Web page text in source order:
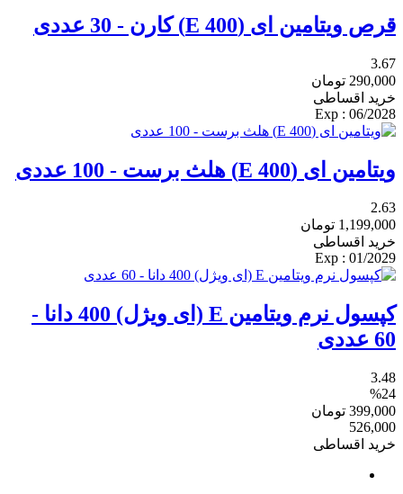
قرص ویتامین ای (E 400) کارن - 30 عددی
3.67
290,000 تومان
خرید اقساطی
06/2028
: Exp
ویتامین ای (E 400) هلث برست - 100 عددی
2.63
1,199,000 تومان
خرید اقساطی
01/2029
: Exp
کپسول نرم ویتامین E (ای ویژل) 400 دانا -
60 عددی
3.48
%24
399,000 تومان
526,000
خرید اقساطی